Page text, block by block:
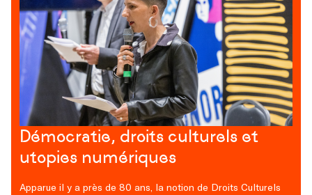
Démocratie, droits culturels et
utopies numériques
Apparue il y a près de 80 ans, la notion de Droits Culturels